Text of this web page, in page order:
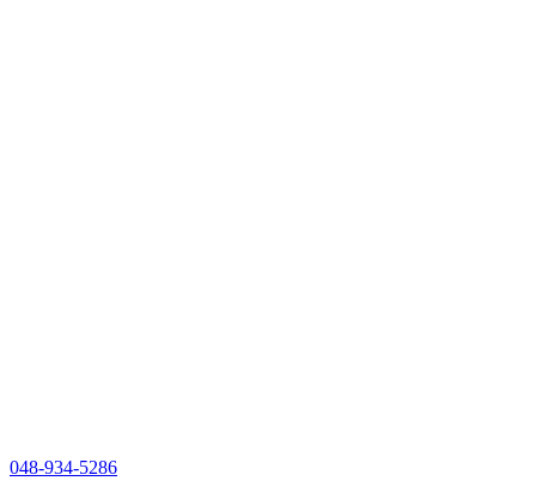
048-934-5286